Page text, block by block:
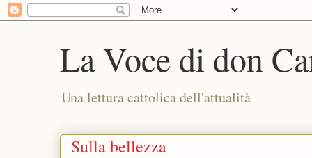
La Voce di don
Una lettura cattolica dell'attualità
Sulla bellezza